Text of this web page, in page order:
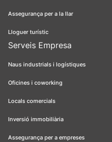
Assegurança per a la llar
Lloguer turístic
Serveis Empresa
Naus industrials i logístiques
Oficines i coworking
Locals comercials
Inversió immobiliària
Assegurança per a empreses